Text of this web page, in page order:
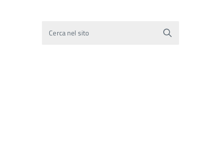
Cerca nel sito